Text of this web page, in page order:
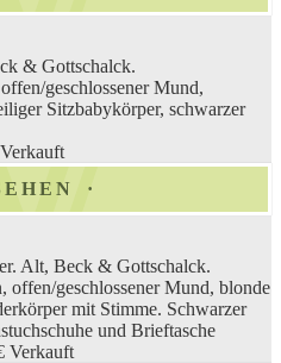
& Gottschalck.
geschlossener Mund,
Sitzbabykörper, schwarzer
Verkauft
Alt, Beck & Gottschalck.
offen/geschlossener Mund, blonde
mit Stimme. Schwarzer
und Brieftasche
Verkauft